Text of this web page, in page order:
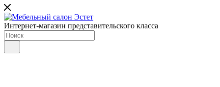
Интернет-магазин представительского класса